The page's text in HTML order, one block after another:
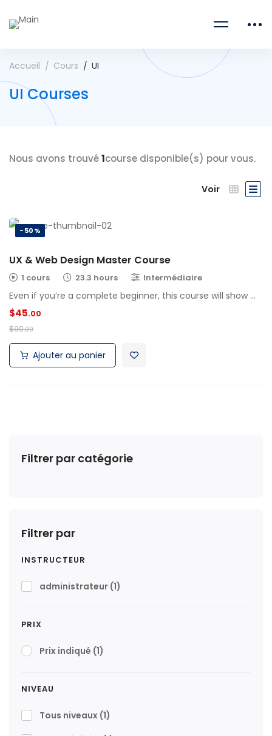
Accueil Cours UI
UI Courses
Filtrer par catégorie
Filtrer par
INSTRUCTEUR
administrateur (1)
PRIX
Prix indiqué (1)
NIVEAU
Tous niveaux (1)
Nous avons trouvé1course disponible(s) pour vous.
Voir
-50%
UX & Web Design Master Course
1 cours 23.3 hours Intermédiaire
Even if you’re a complete beginner, this course will show …
$45.00
$90.00
Ajouter au panier